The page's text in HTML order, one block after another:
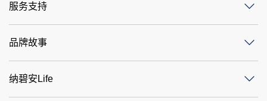
服务支持
品牌故事
纳碧安Life